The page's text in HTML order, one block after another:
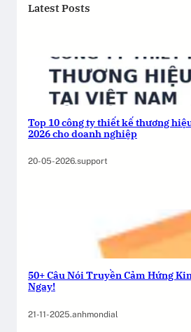
Latest Posts
Top 10 công ty thiết kế thương
2026 cho doanh nghiệp
20-05-2026.support
50+ Câu Nói Truyền Cảm Hứng
Ngay!
21-11-2025.anhmondial